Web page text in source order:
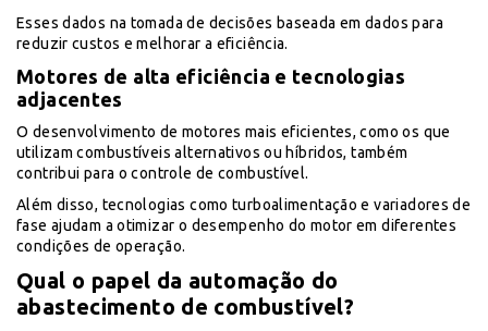
Esses dados na tomada de decisões baseada em dados para
reduzir custos e melhorar a eficiência.
Motores de alta eficiência e tecnologias
adjacentes
O desenvolvimento de motores mais eficientes, como os que
utilizam combustíveis alternativos ou híbridos, também
contribui para o controle de combustível.
Além disso, tecnologias como turboalimentação e variadores de
fase ajudam a otimizar o desempenho do motor em diferentes
condições de operação.
Qual o papel da automação do
abastecimento de combustível?